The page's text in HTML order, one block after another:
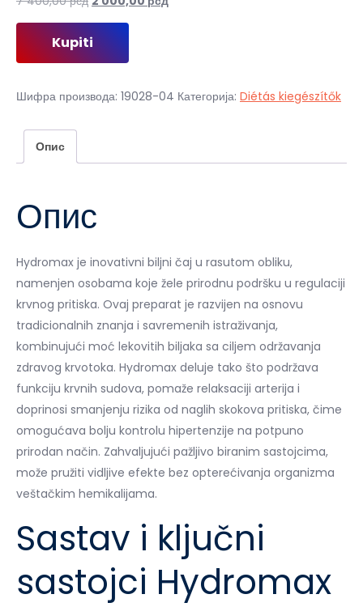
цена
је
била:
400,00 рсд.
Kupiti
Шифра производа: 19028-04 Категорија: Diétás kiegészítők
Опис
Опис
Hydromax je inovativni biljni čaj u rasutom obliku,
namenjen osobama koje žele prirodnu podršku u regulaciji
krvnog pritiska. Ovaj preparat je razvijen na osnovu
tradicionalnih znanja i savremenih istraživanja,
kombinujući moć lekovitih biljaka sa ciljem održavanja
zdravog krvotoka. Hydromax deluje tako što podržava
funkciju krvnih sudova, pomaže relaksaciji arterija i
doprinosi smanjenju rizika od naglih skokova pritiska, čime
omogućava bolju kontrolu hipertenzije na potpuno
prirodan način. Zahvaljujući pažljivo biranim sastojcima,
može pružiti vidljive efekte bez opterećivanja organizma
veštačkim hemikalijama.
Sastav i ključni
sastojci Hydromax